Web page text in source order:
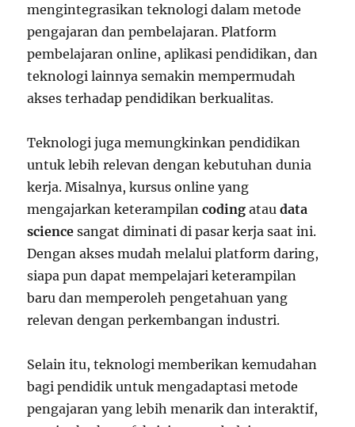
mengintegrasikan teknologi dalam metode
pengajaran dan pembelajaran. Platform
pembelajaran online, aplikasi pendidikan, dan
teknologi lainnya semakin mempermudah
akses terhadap pendidikan berkualitas.
Teknologi juga memungkinkan pendidikan
untuk lebih relevan dengan kebutuhan dunia
kerja. Misalnya, kursus online yang
mengajarkan keterampilancoding ataudata
science sangat diminati di pasar kerja saat ini.
Dengan akses mudah melalui platform daring,
siapa pun dapat mempelajari keterampilan
baru dan memperoleh pengetahuan yang
relevan dengan perkembangan industri.
Selain itu, teknologi memberikan kemudahan
bagi pendidik untuk mengadaptasi metode
pengajaran yang lebih menarik dan interaktif,